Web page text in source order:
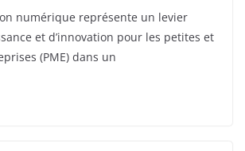
numérique représente un levier
et d’innovation pour les petites et
(PME) dans un